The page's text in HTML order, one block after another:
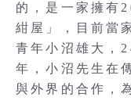
的，是一家擁有
紺屋」，目前當
青年小沼雄大，
年，小沼先生在
與外界的合作，